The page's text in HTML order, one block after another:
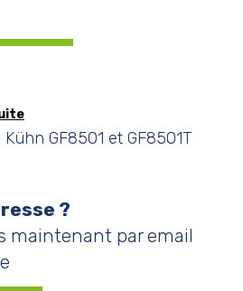
GF8501 et GF8501T
?
maintenant par email